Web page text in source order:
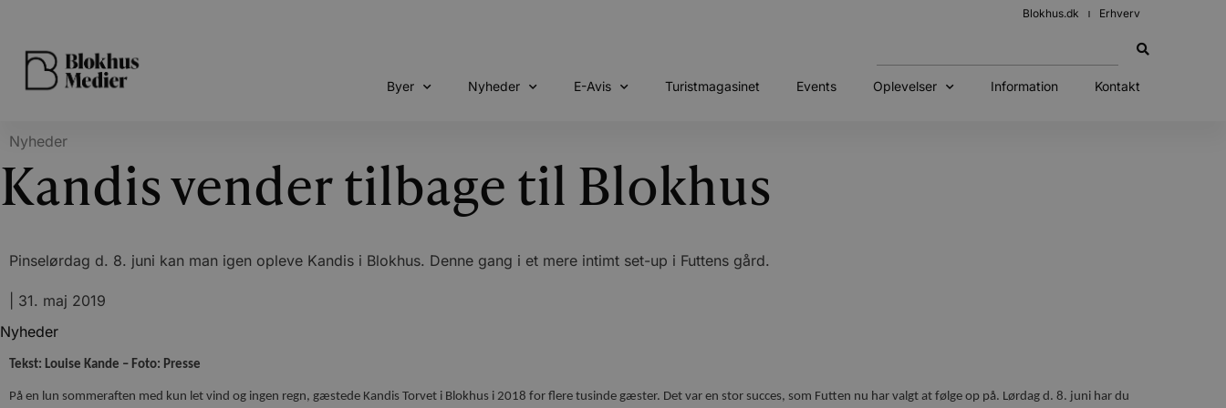
Blokhus.dk Erhverv
Byer Nyheder E-Avis Turistmagasinet Events Oplevelser Information Kontakt
Nyheder
Kandis vender tilbage til Blokhus
Pinselørdag d. 8. juni kan man igen opleve Kandis i Blokhus. Denne gang i et mere intimt set-up i Futtens gård.
31. maj 2019
Nyheder
Tekst: Louise Kande – Foto: Presse
På en lun sommeraften med kun let vind og ingen regn, gæstede Kandis Torvet i Blokhus i 2018 for flere tusinde gæster. Det var en stor succes, som Futten nu har valgt at følge op på. Lørdag d. 8. juni har du